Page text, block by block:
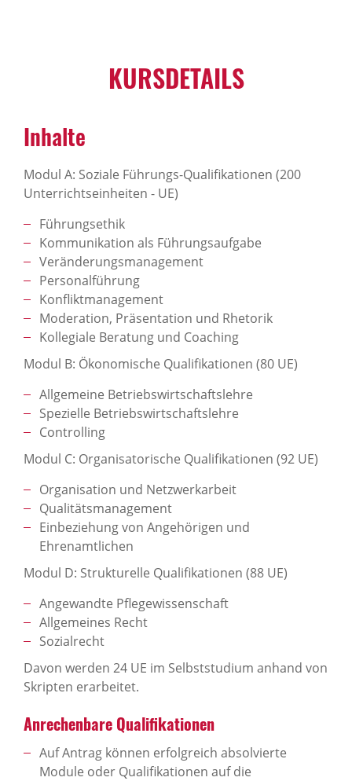
KURSDETAILS
Inhalte
Modul A: Soziale Führungs-Qualifikationen (200
Unterrichtseinheiten - UE)
Führungsethik
Kommunikation als Führungsaufgabe
Veränderungsmanagement
Personalführung
Konfliktmanagement
Moderation, Präsentation und Rhetorik
Kollegiale Beratung und Coaching
Modul B: Ökonomische Qualifikationen (80 UE)
Allgemeine Betriebswirtschaftslehre
Spezielle Betriebswirtschaftslehre
Controlling
Modul C: Organisatorische Qualifikationen (92 UE)
Organisation und Netzwerkarbeit
Qualitätsmanagement
Einbeziehung von Angehörigen und
Ehrenamtlichen
Modul D: Strukturelle Qualifikationen (88 UE)
Angewandte Pflegewissenschaft
Allgemeines Recht
Sozialrecht
Davon werden 24 UE im Selbststudium anhand von
Skripten erarbeitet.
Anrechenbare Qualifikationen
Auf Antrag können erfolgreich absolvierte
Module oder Qualifikationen auf die